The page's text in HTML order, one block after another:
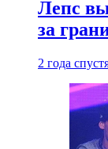
Лепс
за
2 года